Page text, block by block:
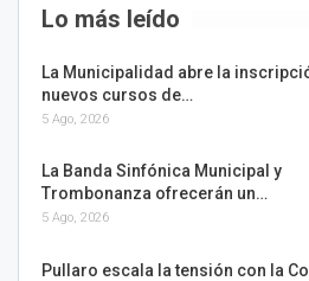
Lo más leído
La Municipalidad abre la
nuevos cursos de…
5 Ago, 2026
La Banda Sinfónica Municipal y
Trombonanza ofrecerán un…
5 Ago, 2026
Pullaro escala la tensión con la